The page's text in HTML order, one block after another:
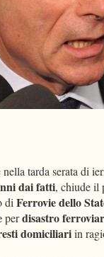
tarda serata di
dai fatti, chiude il
di Ferrovie dello
perdisastro
domiciliariin